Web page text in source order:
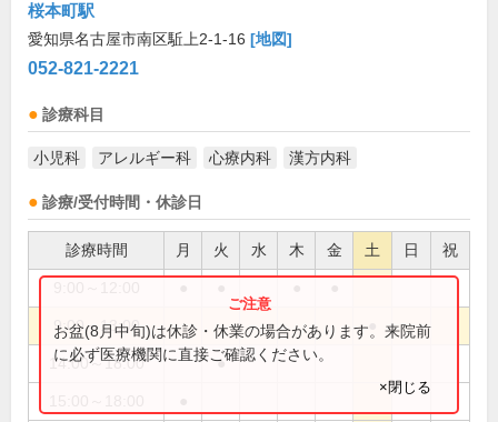
桜本町駅
愛知県名古屋市南区駈上2-1-16 [地図]
052-821-2221
診療科目
小児科 アレルギー科 心療内科 漢方内科
診療/受付時間・休診日
診療時間 月 火 水 木 金 土 日 祝
9:00～13:00
14:00～18:00 ●
お盆(8月中旬)は休診・休業の場合があります。来院前
に必ず医療機関に直接ご確認ください。
×閉じる